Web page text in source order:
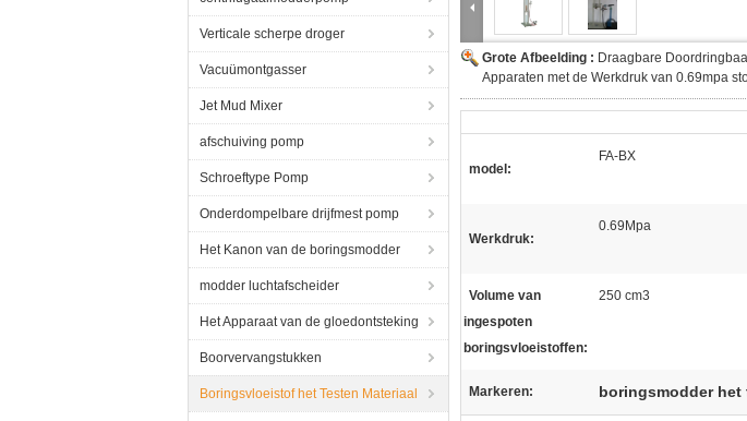
Verticale scherpe droger
Vacuümontgasser
Jet Mud Mixer
afschuiving pomp
Schroeftype Pomp
Onderdompelbare drijfmest pomp
Het Kanon van de boringsmodder
modder luchtafscheider
Het Apparaat van de gloedontsteking
Boorvervangstukken
Boringsvloeistof het Testen Materiaal
Grote Afbeelding : Draagbare
Apparaten met de Werkdruk van 0.69mpa
model:
FA-BX
Werkdruk:
0.69Mpa
Volume van
ingespoten
boringsvloeistoffen:
250 cm3
Markeren: boringsmodder het